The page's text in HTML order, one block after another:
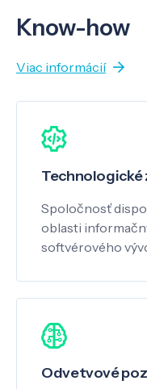
Know-how
Viac informácií
Technologické
Spoločnosť
oblasti
softvérového
Odvetvové